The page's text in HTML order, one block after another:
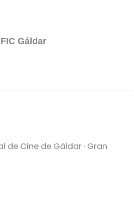
Gáldar
de Cine de Gáldar · Gran